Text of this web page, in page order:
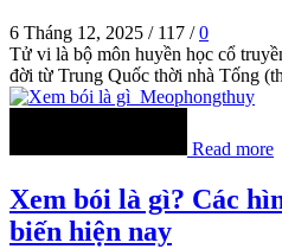
6 Tháng 12, 2025 / 117 / 0
Tử vi là bộ môn huyền học cổ
đời từ Trung Quốc thời nhà Tống
Read more
Xem bói là gì? Các
biến hiện nay